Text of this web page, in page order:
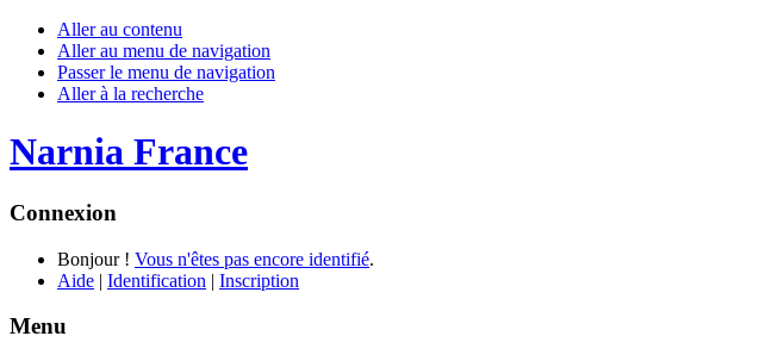
Aller au contenu
Aller au menu de navigation
Passer le menu de navigation
Aller à la recherche
Narnia France
Connexion
Bonjour ! Vous n'êtes pas encore identifié.
Aide | Identification | Inscription
Menu